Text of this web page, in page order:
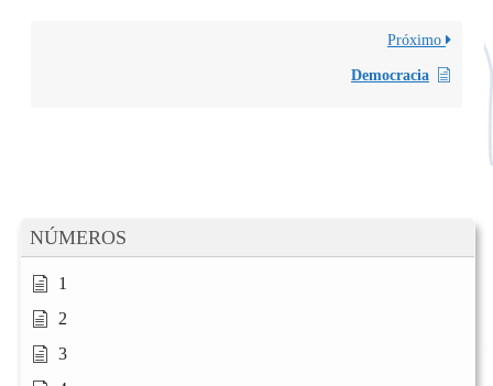
NÚMEROS
1
2
3
Próximo
Democracia